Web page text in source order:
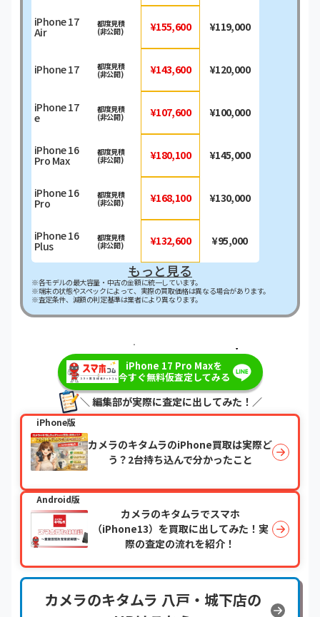
iPhone 17
Air
iPhone 17
iPhone 17
e
iPhone 16
Pro Max
iPhone 16
Pro
iPhone 16
Plus
都度見積
(非公開)
都度見積
(非公開)
都度見積
(非公開)
都度見積
(非公開)
都度見積
(非公開)
都度見積
(非公開)
¥155,600
¥143,600
¥107,600
¥180,100
¥168,100
¥132,600
¥119,000
¥120,000
¥100,000
¥145,000
¥130,000
¥95,000
もっと見る
※各モデルの最大容量・中古の金額に統一しています。
※端末の状態やスペックによって、実際の買取価格は異なる場合があります。
※査定条件、減額の判定基準は業者により異なります。
＼最短即日・現金で振り込み！／
iPhone 17 Pro Maxを
今すぐ無料仮査定してみる
＼ 編集部が実際に査定に出してみた！／
iPhone版
カメラのキタムラのiPhone買取は実際ど
う？2台持ち込んで分かったこと
Android版
カメラのキタムラでスマホ
（iPhone13）を買取に出してみた！実
際の査定の流れを紹介！
カメラのキタムラ 八戸・城下店の